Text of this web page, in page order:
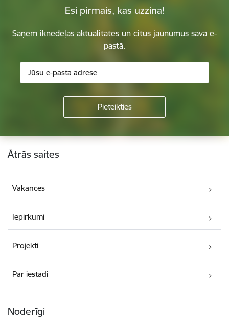
Esi pirmais, kas uzzina!
Saņem iknedēļas aktualitātes un citus jaunumus savā e-
pastā.
Kājene
Ātrās saites
Vakances
Iepirkumi
Projekti
Par iestādi
Noderīgi